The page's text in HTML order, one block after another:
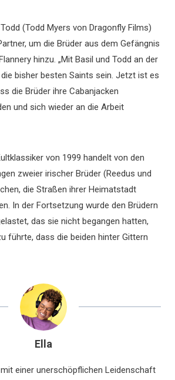
(Todd Myers von Dragonfly Films)
um die Brüder aus dem Gefängnis
hinzu. „Mit Basil und Todd an der
bisher besten Saints sein. Jetzt ist es
die Brüder ihre Cabanjacken
und sich wieder an die Arbeit
von 1999 handelt von den
zweier irischer Brüder (Reedus und
die Straßen ihrer Heimatstadt
In der Fortsetzung wurde den Brüdern
das sie nicht begangen hatten,
führte, dass die beiden hinter Gittern
Ella
einer unerschöpflichen Leidenschaft